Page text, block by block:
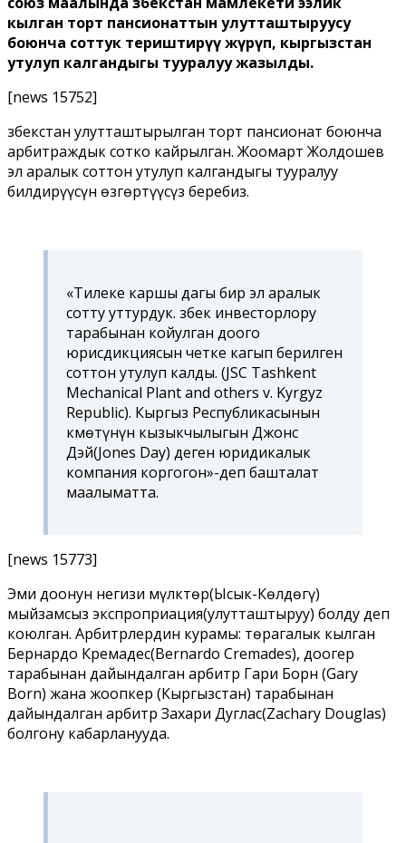
кылган торт пансионаттын улутташтыруусу
боюнча соттук териштирүү жүрүп, кыргызстан
утулуп калгандыгы тууралуу жазылды.
[news 15752]
Өзбекстан улутташтырылган торт пансионат боюнча
арбитраждык сотко кайрылган. Жоомарт Жолдошев
эл аралык соттон утулуп калгандыгы тууралуу
билдирүүсүн өзгөртүүсүз беребиз.
«Тилеке каршы дагы бир эл аралык
сотту уттурдук. Өзбек инвесторлору
тарабынан койулган доого
юрисдикциясын четке кагып берилген
соттон утулуп калды. (JSC Tashkent
Mechanical Plant and others v. Kyrgyz
Republic). Кыргыз Республикасынын
Өкмөтүнүн кызыкчылыгын Джонс
Дэй(Jones Day) деген юридикалык
компания коргогон»-деп башталат
маалыматта.
[news 15773]
Эми доонун негизи мүлктөр(Ысык-Көлдөгү)
мыйзамсыз экспроприация(улутташтыруу) болду деп
коюлган. Арбитрлердин курамы: төрагалык кылган
Бернардо Кремадес(Bernardo Cremades), доогер
тарабынан дайындалган арбитр Гари Борн (Gary
Born) жана жоопкер (Кыргызстан) тарабынан
дайындалган арбитр Захари Дуглас(Zachary Douglas)
болгону кабарланууда.